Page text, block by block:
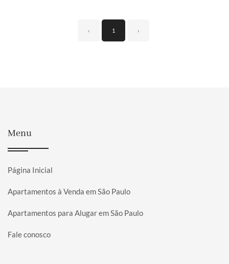
‹ 1 ›
Menu
Página Inicial
Apartamentos à Venda em São Paulo
Apartamentos para Alugar em São Paulo
Fale conosco